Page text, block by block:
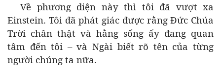
Về phương diện này thì tôi đã vượt xa
Einstein. Tôi đã phát giác được rằng Đức Chúa
Trời chân thật và hằng sống ấy đang quan
tâm đến tôi – và Ngài biết rõ tên của từng
người chúng ta nữa.